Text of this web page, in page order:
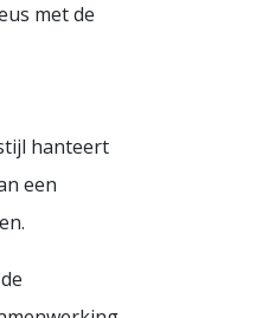
met de
hanteert
een